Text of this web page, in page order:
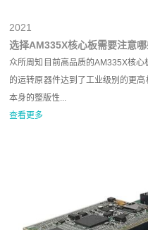
2021
选择AM335X核心板需要注意
众所周知目前高品质的AM335X核
的运转原器件达到了工业级别的更
本身的整版性...
查看更多